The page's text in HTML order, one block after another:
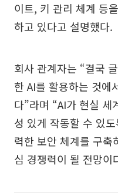
이트, 키 관리 체계 등
하고 있다고 설명했다.
회사 관계자는 “결국
한 AI를 활용하는 것에
다”라며 “AI가 현실 세
성 있게 작동할 수 있
력한 보안 체계를 구축
심 경쟁력이 될 전망이